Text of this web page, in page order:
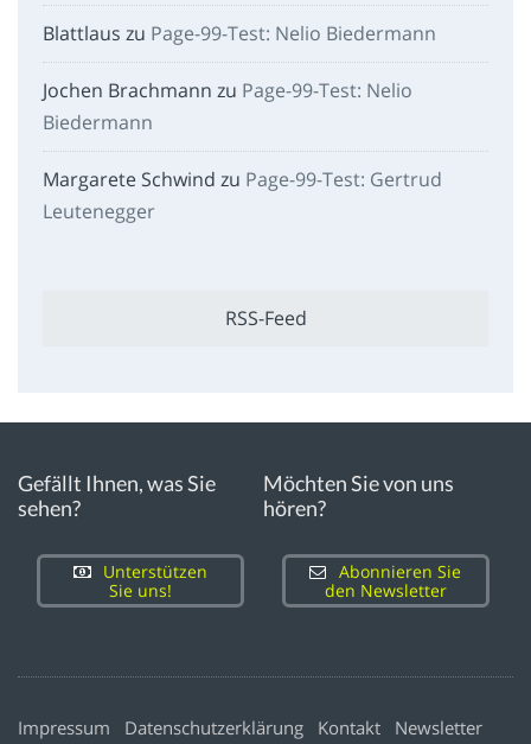
Blattlaus zu Page-99-Test: Nelio Biedermann
Jochen Brachmann zu Page-99-Test: Nelio
Biedermann
Margarete Schwind zu Page-99-Test: Gertrud
Leutenegger
RSS-Feed
Gefällt Ihnen, was Sie
sehen?
Unterstützen
Sie uns!
Möchten Sie von uns
hören?
Abonnieren Sie
den Newsletter
Impressum Datenschutzerklärung Kontakt Newsletter